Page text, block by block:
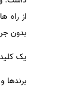
از راه
بدون
یک
برندها